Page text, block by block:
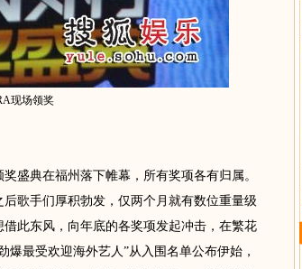
现场领奖
典在福州落下帷幕，所有奖项各有归属。
歌手们厚积勃发，仅两个月就有数位重量级
此东风，向年底的各奖项发起冲击，在繁花
最受欢迎海外艺人”从入围名单公布伊始，